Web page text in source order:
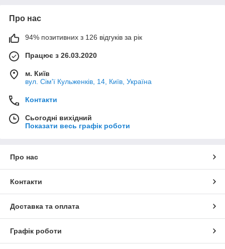
Про нас
94% позитивних з 126 відгуків за рік
Працює з 26.03.2020
м. Київ
вул. Сім'ї Кульженків, 14, Київ, Україна
Контакти
Сьогодні вихідний
Показати весь графік роботи
Про нас
Контакти
Доставка та оплата
Графік роботи